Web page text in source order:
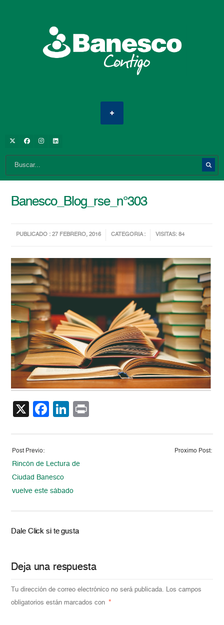
Banesco_Blog_rse_n°303
PUBLICADO : 27 FEBRERO, 2016 CATEGORIA : VISITAS: 84
X Facebook
LinkedIn
Post Previo:
Rincón de Lectura de
Ciudad Banesco
vuelve este sábado
Proximo Post:
Dale Click si te gusta
Deja una respuesta
Tu dirección de correo electrónico no será publicada. Los campos
obligatorios están marcados con *